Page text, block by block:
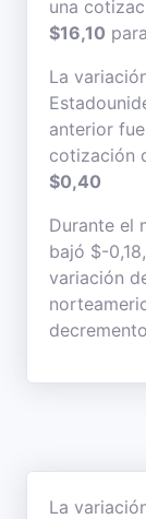
una
$16,10
La
anterior
cotización
$0,40
Durante el
bajó $-
variación
La